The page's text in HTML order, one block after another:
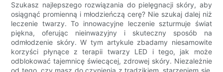
Szukasz najlepszego rozwiązania do pielęgnacji skóry, aby
osiągnąć promienną i młodzieńczą cerę? Nie szukaj dalej niż
leczenie twarzy. To innowacyjne leczenie szturmuje świat
piękna, oferując nieinwazyjny i skuteczny sposób na
odmłodzenie skóry. W tym artykule zbadamy niesamowite
korzyści płynące z terapii twarzy LED i tego, jak może
odblokować tajemnicę świecącej, zdrowej skóry. Niezależnie